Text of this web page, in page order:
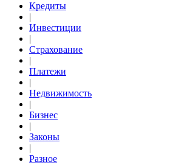
Кредиты
|
Инвестиции
|
Страхование
|
Платежи
|
Недвижимость
|
Бизнес
|
Законы
|
Разное